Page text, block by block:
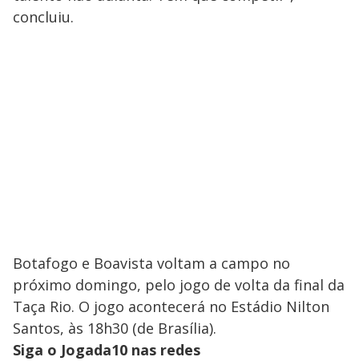
concluiu.
Botafogo e Boavista voltam a campo no
próximo domingo, pelo jogo de volta da final da
Taça Rio. O jogo acontecerá no Estádio Nilton
Santos, às 18h30 (de Brasília).
Siga o Jogada10 nas redes